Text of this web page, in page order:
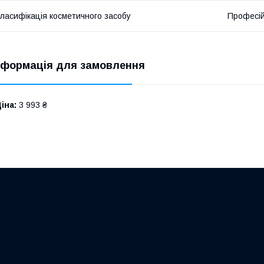
косметичного засобу
для замовлення
3 993 ₴